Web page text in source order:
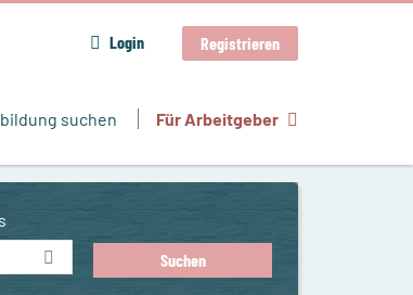
Login Registrieren
suchen Für Arbeitgeber